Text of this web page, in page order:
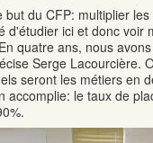
but du CFP: multiplier
d'étudier ici et donc voir
quatre ans, nous
Serge Lacourcière.
seront les métiers en
accomplie: le taux de